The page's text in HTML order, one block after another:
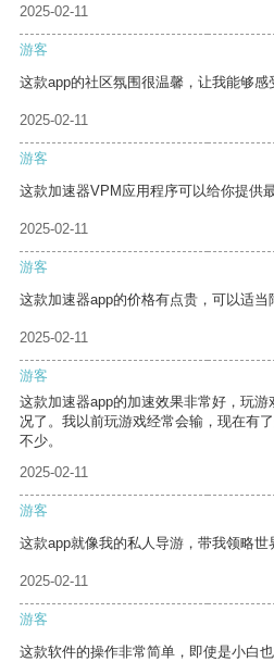
2025-02-11
游客
这款app的社区氛围很温馨，让我能够感
2025-02-11
游客
这款加速器VPM应用程序可以给你提供
2025-02-11
游客
这款加速器app的价格有点贵，可以适当
2025-02-11
游客
这款加速器app的加速效果非常好，玩
况了。我以前玩游戏经常会输，现在有
不少。
2025-02-11
游客
这款app就像我的私人导游，带我领略世
2025-02-11
游客
这款软件的操作非常简单，即使是小白也